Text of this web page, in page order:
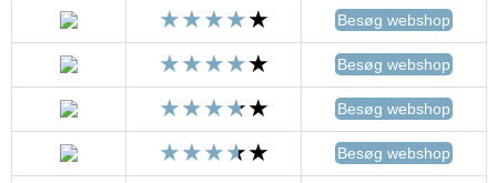
Besøg webshop
Besøg webshop
Besøg webshop
Besøg webshop